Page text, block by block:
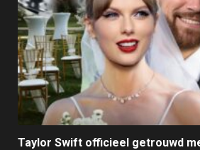
Taylor Swift officieel getrouwd